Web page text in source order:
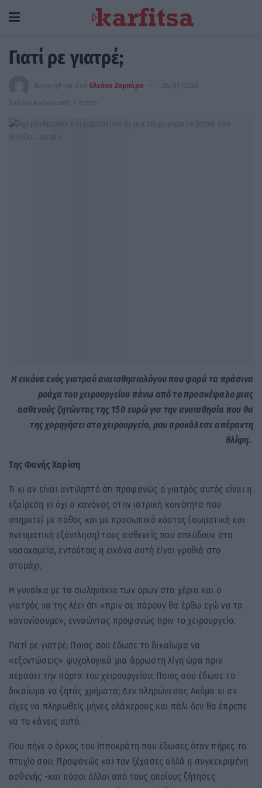
Γιατί ρε γιατρέ;
Αναρτήθηκε από Ελεάνα Ζαμπάρα
26/05/2026
Χρόνος Ανάγνωσης: 1 λεπτό
Η εικόνα ενός γιατρού αναισθησιολόγου που φορά τα πράσινα
ρούχα του χειρουργείου πάνω από το προσκέφαλο μιας
ασθενούς ζητώντας της 150 ευρώ για την αναισθησία που θα
της χορηγήσει στο χειρουργείο, μου προκάλεσε απέραντη
θλίψη.
Της Φανής Χαρίση
Τι κι αν είναι αντιληπτό ότι προφανώς ο γιατρός αυτός είναι η
εξαίρεση κι όχι ο κανόνας στην ιατρική κοινότητα που
υπηρετεί με πάθος και με προσωπικό κόστος (σωματική και
πνευματική εξάντληση) τους ασθενείς που σπεύδουν στα
νοσοκομεία, εντούτοις η εικόνα αυτή είναι γροθιά στο
στομάχι.
Η γυναίκα με τα σωληνάκια των ορών στα χέρια και ο
γιατρός να της λέει ότι «πριν σε πάρουν θα έρθω εγώ να τα
κανονίσουμε», εννοώντας προφανώς πριν το χειρουργείο.
Γιατί ρε γιατρέ; Ποιος σου έδωσε το δικαίωμα να
«εξοντώσεις» ψυχολογικά μια άρρωστη λίγη ώρα πριν
περάσει την πόρτα του χειρουργείου; Ποιος σου έδωσε το
δικαίωμα να ζητάς χρήματα; Δεν πληρώνεσαι; Ακόμα κι αν
είχες να πληρωθείς μήνες ολάκερους και πάλι δεν θα έπρεπε
να το κάνεις αυτό.
Που πήγε ο όρκος του Ιπποκράτη που έδωσες όταν πήρες το
πτυχίο σου; Προφανώς και τον ξέχασες αλλά η συγκεκριμένη
ασθενής -και πόσοι άλλοι από τους οποίους ζήτησες